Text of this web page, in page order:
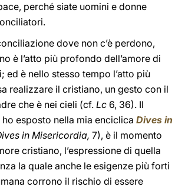
perché siate uomini e donne
dove non c’è perdono,
è l’atto più profondo dell’amore di
ed è nello stesso tempo l’atto più
realizzare il cristiano, un gesto con il
che è nei cieli (cf. Lc 6, 36). Il
esposto nella mia enciclica Dives in
in Misericordia, 7), è il momento
cristiano, l’espressione di quella
la quale anche le esigenze più forti
corrono il rischio di essere